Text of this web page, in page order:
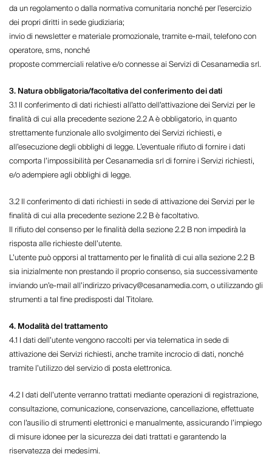
da un regolamento o dalla normativa comunitaria nonché per l’esercizio
dei propri diritti in sede giudiziaria;
invio di newsletter e materiale promozionale, tramite e-mail, telefono con
operatore, sms, nonché
proposte commerciali relative e/o connesse ai Servizi di Cesanamedia srl.
3. Natura obbligatoria/facoltativa del conferimento dei dati
3.1 Il conferimento di dati richiesti all’atto dell’attivazione dei Servizi per le
finalità di cui alla precedente sezione 2.2 A è obbligatorio, in quanto
strettamente funzionale allo svolgimento dei Servizi richiesti, e
all’esecuzione degli obblighi di legge. L’eventuale rifiuto di fornire i dati
comporta l’impossibilità per Cesanamedia srl di fornire i Servizi richiesti,
e/o adempiere agli obblighi di legge.
3.2 Il conferimento di dati richiesti in sede di attivazione dei Servizi per le
finalità di cui alla precedente sezione 2.2 B è facoltativo.
Il rifiuto del consenso per le finalità della sezione 2.2 B non impedirà la
risposta alle richieste dell’utente.
L’utente può opporsi al trattamento per le finalità di cui alla sezione 2.2 B
sia inizialmente non prestando il proprio consenso, sia successivamente
inviando un’e-mail all’indirizzo privacy@cesanamedia.com, o utilizzando gli
strumenti a tal fine predisposti dal Titolare.
4. Modalità del trattamento
4.1 I dati dell’utente vengono raccolti per via telematica in sede di
attivazione dei Servizi richiesti, anche tramite incrocio di dati, nonché
tramite l’utilizzo del servizio di posta elettronica.
4.2 I dati dell’utente verranno trattati mediante operazioni di registrazione,
consultazione, comunicazione, conservazione, cancellazione, effettuate
con l’ausilio di strumenti elettronici e manualmente, assicurando l’impiego
di misure idonee per la sicurezza dei dati trattati e garantendo la
riservatezza dei medesimi.